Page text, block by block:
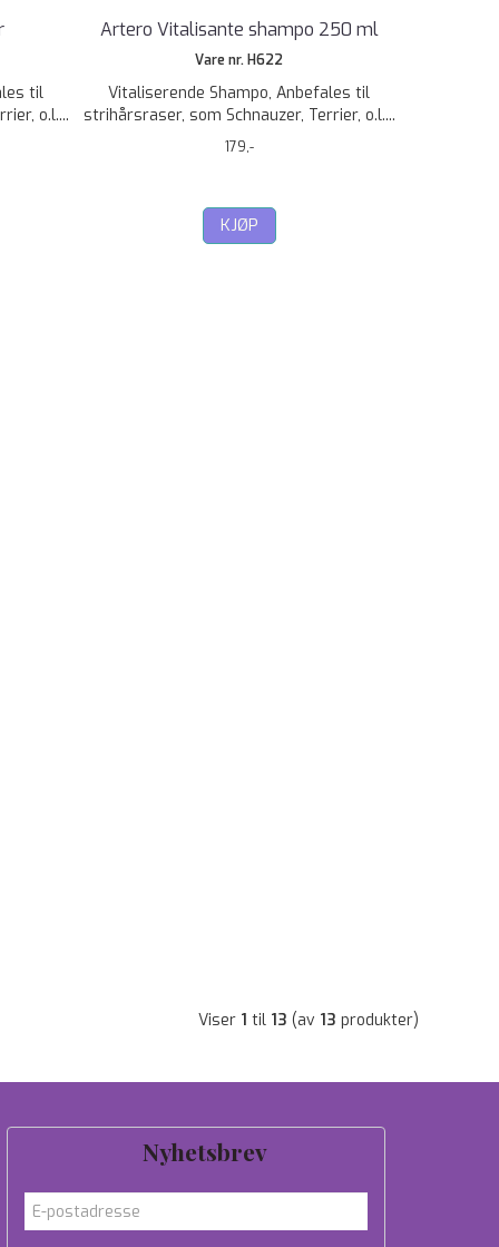
til
o.l....
Artero Vitalisante shampo 250 ml
Vare nr. H622
Vitaliserende Shampo, Anbefales til
strihårsraser, som Schnauzer, Terrier, o.l....
179,-
KJØP
Viser 1 til 13 (av 13 produkter)
Nyhetsbrev